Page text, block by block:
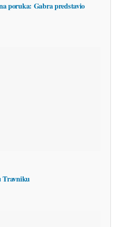
poruka: Gabra predstavio
Travniku